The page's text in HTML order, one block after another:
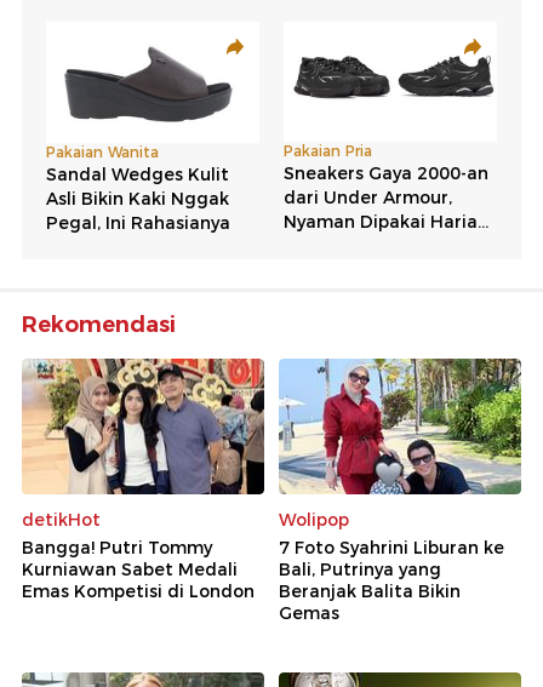
Rekomendasi
detikHot
Bangga! Putri Tommy
Kurniawan Sabet Medali
Emas Kompetisi di London
Wolipop
7 Foto Syahrini Liburan ke
Bali, Putrinya yang
Beranjak Balita Bikin
Gemas